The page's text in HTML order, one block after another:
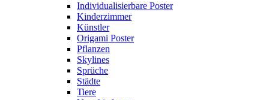
Individualisierbare Poster
Kinderzimmer
Künstler
Origami Poster
Pflanzen
Skylines
Sprüche
Städte
Tiere